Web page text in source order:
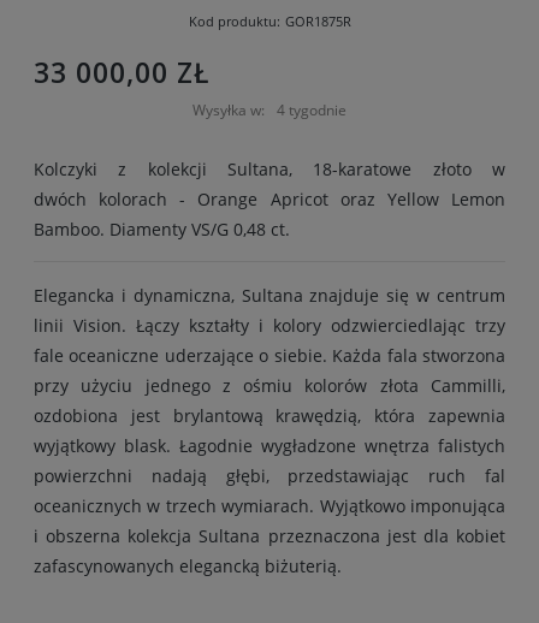
Kod produktu: GOR1875R
33 000,00 ZŁ
Wysyłka w: 4 tygodnie
Kolczyki z kolekcji Sultana, 18-karatowe złoto w
dwóch kolorach - Orange Apricot oraz Yellow Lemon
Bamboo. Diamenty VS/G 0,48 ct.
Elegancka i dynamiczna, Sultana znajduje się w centrum
linii Vision. Łączy kształty i kolory odzwierciedlając trzy
fale oceaniczne uderzające o siebie. Każda fala stworzona
przy użyciu jednego z ośmiu kolorów złota Cammilli,
ozdobiona jest brylantową krawędzią, która zapewnia
wyjątkowy blask. Łagodnie wygładzone wnętrza falistych
powierzchni nadają głębi, przedstawiając ruch fal
oceanicznych w trzech wymiarach. Wyjątkowo imponująca
i obszerna kolekcja Sultana przeznaczona jest dla kobiet
zafascynowanych elegancką biżuterią.